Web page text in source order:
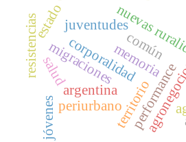
memoria
corporalidad
performance
migraciones
juventudesnuevas
territorio
salud
periurbano
resistencias común
estado
argentina
jóvenes